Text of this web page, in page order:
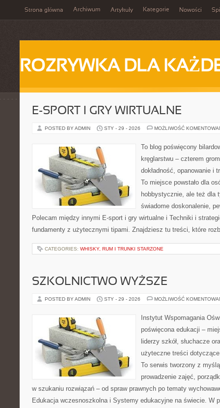
Strona główna Archiwum Artykuły Kategorie Nowości
ROZRYWKA DLA
E-SPORT I GRY WIRTUALNE
POSTED BY ADMIN STY - 29 - 2026 MOŻLIWOŚĆ
To blog poświęcony
kręglarstwu – czterem
dokładność, opanowanie i
To miejsce powstało dla
hobbystycznie, ale też dla
świadome doskonalenie,
Polecam między innymi E-sport i gry wirtualne i Techniki i
fundamenty z użytecznymi tipami. Znajdziesz tu treści, które
CATEGORIES: WHISKY, RUM I TRUNKI STARZONE
SZKOLNICTWO WYŻSZE
POSTED BY ADMIN STY - 29 - 2026 MOŻLIWOŚĆ
Instytut Wspomagania
poświęcona edukacji –
liderzy szkół, słuchacze
użyteczne treści
To serwis tworzony z
prowadzenie zajęć,
w szukaniu rozwiązań – od spraw prawnych po tematy
Edukacja wczesnoszkolna i Systemy edukacyjne na świecie. W